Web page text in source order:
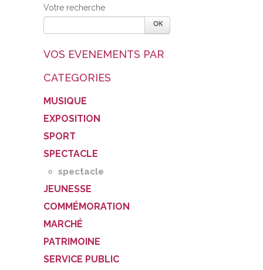
Votre recherche
VOS EVENEMENTS PAR
CATEGORIES
MUSIQUE
EXPOSITION
SPORT
SPECTACLE
spectacle
JEUNESSE
COMMÉMORATION
MARCHÉ
PATRIMOINE
SERVICE PUBLIC